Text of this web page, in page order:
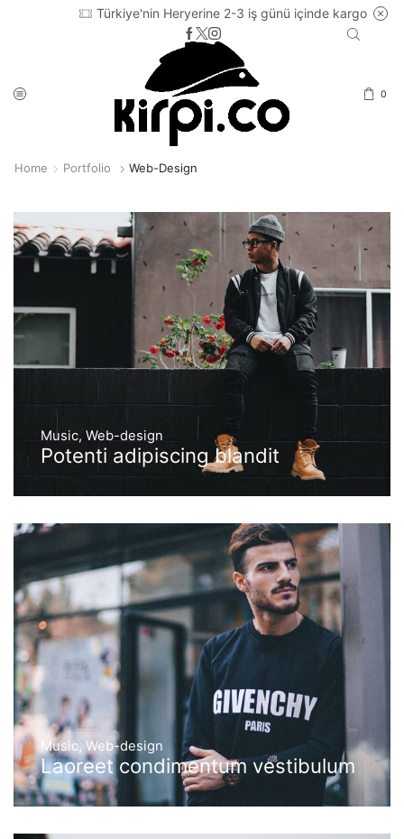
Türkiye'nin Heryerine 2-3 iş günü içinde kargo
0
Home Portfolio Web-Design
Music, Web-design
Potenti adipiscing blandit
Music, Web-design
Laoreet condimentum vestibulum